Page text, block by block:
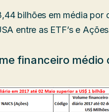
bilhões em média por
entre as ETF’s e
financeiro médio